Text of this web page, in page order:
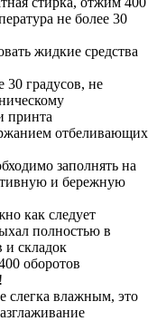
не более 30
жидкие средства
30 градусов, не
принта
отбеливающих
заполнять на
и бережную
как следует
полностью в
и складок
оборотов
слегка влажным, это